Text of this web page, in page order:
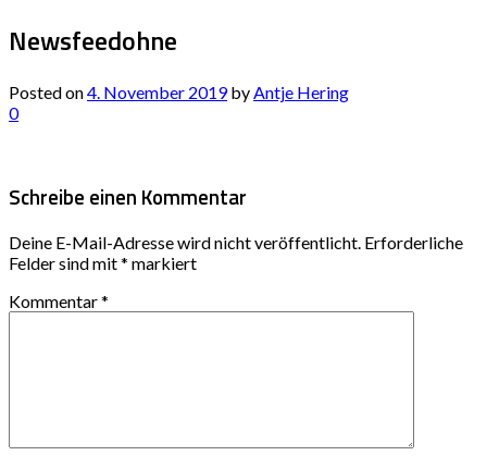
Newsfeedohne
Posted on4. November 2019byAntje Hering
0
Schreibe einen Kommentar
Deine E-Mail-Adresse wird nicht veröffentlicht. Erforderliche
Felder sind mit* markiert
Kommentar*